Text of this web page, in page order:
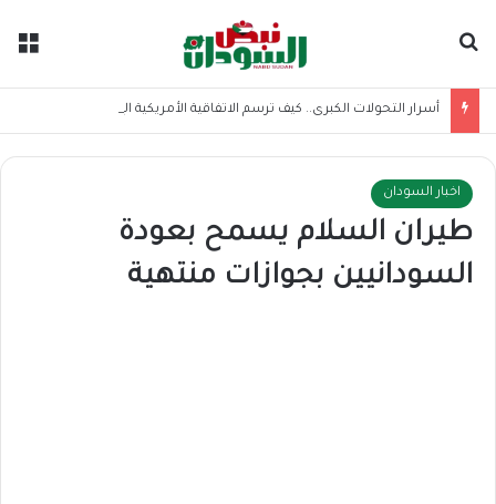
اخبار السودان
طيران السلام يسمح بعودة
السودانيين بجوازات منتهية